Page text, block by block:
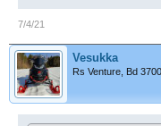
7/4/21
Vesukka
Rs Venture, Bd